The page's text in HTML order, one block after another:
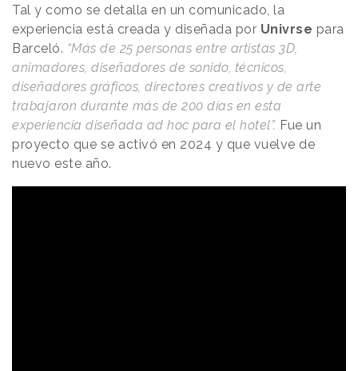
Tal y como se detalla en un comunicado, la
experiencia está creada y diseñada por Univrse para
Barceló. “Más de 25 personas entre artistas 3D,
animadores, diseñadores de sonido, técnicos,
diseñadores gráficos, directores creativos y de arte
trabajaron durante más de 200 días en esta
experiencia diseñada ad hoc para el hotel”. Fue un
proyecto que se activó en 2024 y que vuelve de
nuevo este año.